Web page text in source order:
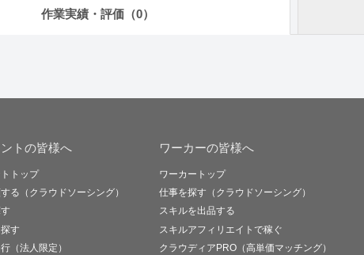
作業実績・評価（0）
トの皆様へ
トップ
る（クラウドソーシング）
す
（法人限定）
ワーカーの皆様へ
ワーカートップ
仕事を探す（クラウドソーシング）
スキルを出品する
スキルアフィリエイトで稼ぐ
クラウディアPRO（高単価マッチング）